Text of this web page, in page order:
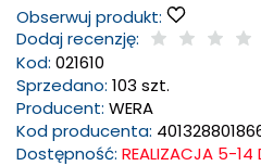
Obserwuj produkt:
Dodaj recenzję:
Kod: 021610
Sprzedano: 103 szt.
Producent: WERA
Kod producenta:
Dostępność: REALIZACJA 5-14